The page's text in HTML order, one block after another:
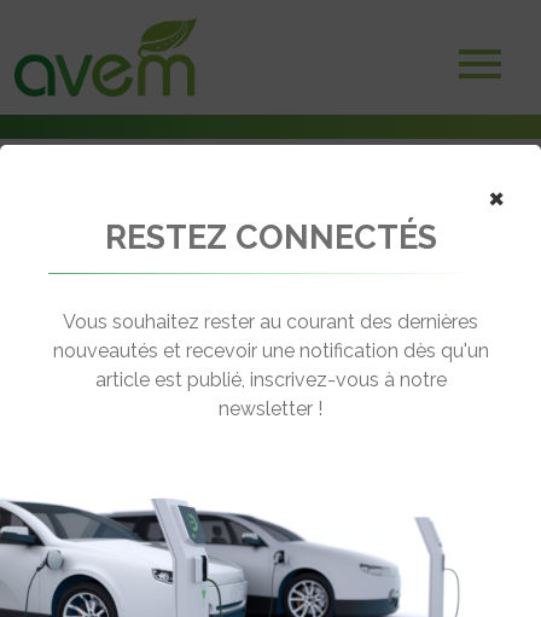
David et Cathy Guetta ambassadeurs de la Renault Twizy
← Revenir aux actualités
AMBASSADEURS DE LA RENAULT
TWIZY
Rédigé par le 13 Mar 2012 à 00:00 0 commentaires
×
RESTEZ CONNECTÉS
Vous souhaitez rester au courant des dernières
nouveautés et recevoir une notification dès qu'un
article est publié, inscrivez-vous à notre
newsletter !